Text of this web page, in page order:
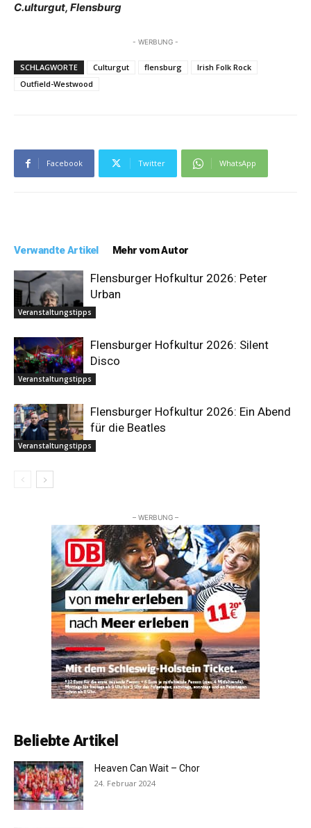
C.ulturgut, Flensburg
- WERBUNG -
SCHLAGWORTE Culturgut flensburg
Irish Folk Rock
Outfield-Westwood
Facebook Twitter WhatsApp
Verwandte Artikel Mehr vom Autor
Veranstaltungstipps
Flensburger Hofkultur 2026: Peter
Urban
Veranstaltungstipps
Flensburger Hofkultur 2026: Silent
Disco
Veranstaltungstipps
Flensburger Hofkultur 2026: Ein Abend
für die Beatles
– WERBUNG –
Beliebte Artikel
Heaven Can Wait – Chor
24. Februar 2024